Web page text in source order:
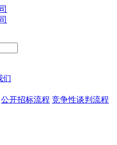
们
公开招标流程 竞争性谈判流程